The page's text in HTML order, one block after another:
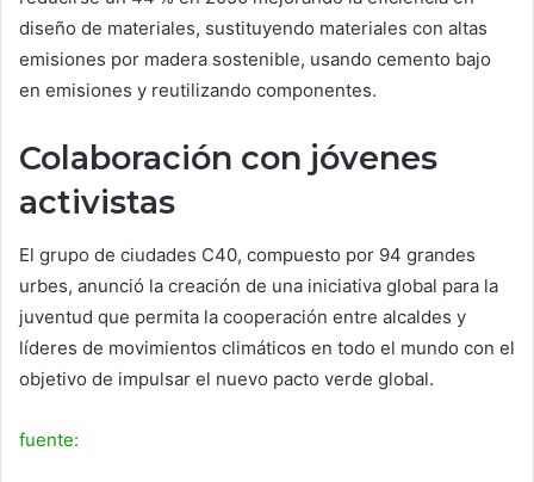
diseño de materiales, sustituyendo materiales con altas
emisiones por madera sostenible, usando cemento bajo
en emisiones y reutilizando componentes.
Colaboración con jóvenes
activistas
El grupo de ciudades C40, compuesto por 94 grandes
urbes, anunció la creación de una iniciativa global para la
juventud que permita la cooperación entre alcaldes y
líderes de movimientos climáticos en todo el mundo con el
objetivo de impulsar el nuevo pacto verde global.
fuente: